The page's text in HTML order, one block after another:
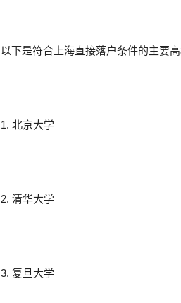
以下是符合上海直接落户条件的主要
1. 北京大学
2. 清华大学
3. 复旦大学